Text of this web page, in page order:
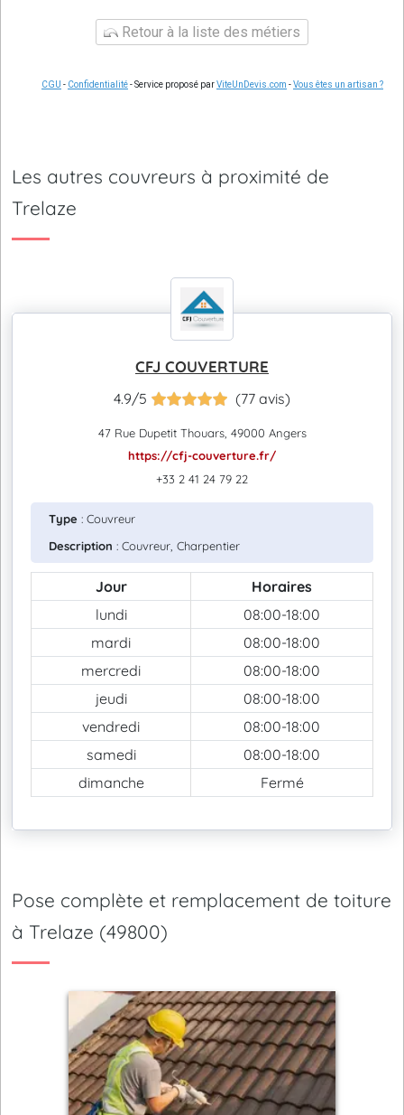
Retour à la liste des métiers
CGU - Confidentialité- Service proposé parViteUnDevis.com -Vous êtes un artisan ?
Les autres couvreurs à proximité de
Trelaze
CFJ COUVERTURE
4.9/5 (77 avis)
47 Rue Dupetit Thouars, 49000 Angers
https://cfj-couverture.fr/
+33 2 41 24 79 22
Type : Couvreur
Description : Couvreur, Charpentier
Jour
Horaires
lundi
08:00-18:00
mardi
08:00-18:00
mercredi
08:00-18:00
jeudi
08:00-18:00
vendredi
08:00-18:00
samedi
08:00-18:00
dimanche
Fermé
Pose complète et remplacement de toiture
à Trelaze (49800)